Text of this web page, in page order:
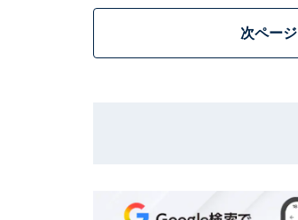
次ページ